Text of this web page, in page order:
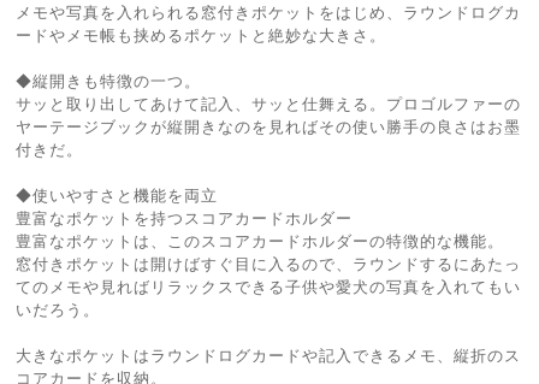
メモや写真を入れられる窓付きポケットをはじめ、ラウンドログカ
ードやメモ帳も挟めるポケットと絶妙な大きさ。
◆縦開きも特徴の一つ。
サッと取り出してあけて記入、サッと仕舞える。プロゴルファーの
ヤーテージブックが縦開きなのを見ればその使い勝手の良さはお墨
付きだ。
◆使いやすさと機能を両立
豊富なポケットを持つスコアカードホルダー
豊富なポケットは、このスコアカードホルダーの特徴的な機能。
窓付きポケットは開けばすぐ目に入るので、ラウンドするにあたっ
てのメモや見ればリラックスできる子供や愛犬の写真を入れてもい
いだろう。
大きなポケットはラウンドログカードや記入できるメモ、縦折のス
コアカードを収納。